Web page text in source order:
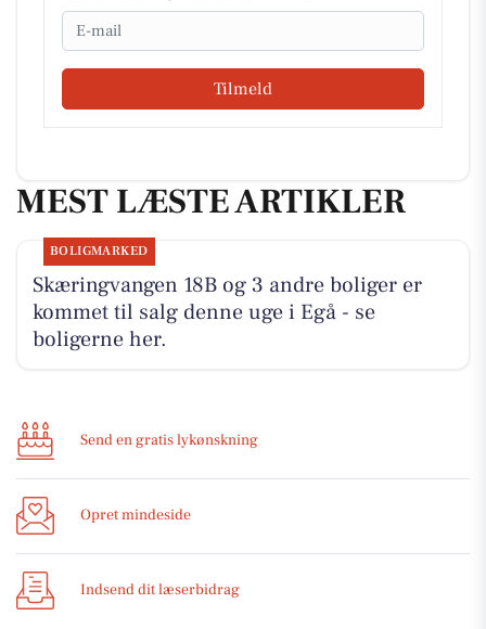
Email
Tilmeld
MEST LÆSTE ARTIKLER
BOLIGMARKED
Skæringvangen 18B og 3 andre boliger er
kommet til salg denne uge i Egå - se
boligerne her.
Send en gratis lykønskning
Opret mindeside
Indsend dit læserbidrag